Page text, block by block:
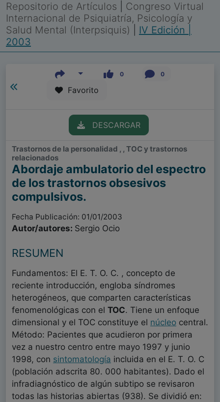
Repositorio de Artículos
Congreso Virtual
Internacional de Psiquiatría, Psicología y
Salud Mental (Interpsiquis)
IV Edición |
2003
0 0
Favorito
DESCARGAR
Trastornos de la personalidad , , TOC y trastornos
relacionados
Abordaje ambulatorio del espectro
de los trastornos obsesivos
compulsivos.
Fecha Publicación: 01/01/2003
Autor/autores: Sergio Ocio
RESUMEN
Fundamentos: El E. T. O. C. , concepto de
reciente introducción, engloba síndromes
heterogéneos, que comparten características
fenomenológicas con el TOC. Tiene un enfoque
dimensional y el TOC constituye el núcleo central.
Método: Pacientes que acudieron por primera
vez a nuestro centro entre mayo 1997 y junio
1998, con sintomatología incluida en el E. T. O. C
(población adscrita 80. 000 habitantes). Dado el
infradiagnóstico de algún subtipo se revisaron
todas las historias abiertas (938). Se dividió en: